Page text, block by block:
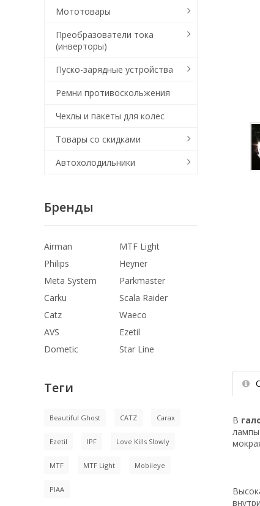
В
Мототовары
Преобразователи тока
(инверторы)
Пуско-зарядные устройства
Ремни противоскольжения
Чехлы и пакеты для колес
Товары со скидками
Автохолодильники
Бренды
Airman
MTF Light
Philips
Heyner
Meta System
Parkmaster
Carku
Scala Raider
Catz
Waeco
AVS
Ezetil
Dometic
Star Line
Теги
Beautiful Ghost CATZ Carax
Ezetil IPF Love Kills Slowly
MTF MTF Light Mobileye
PIAA